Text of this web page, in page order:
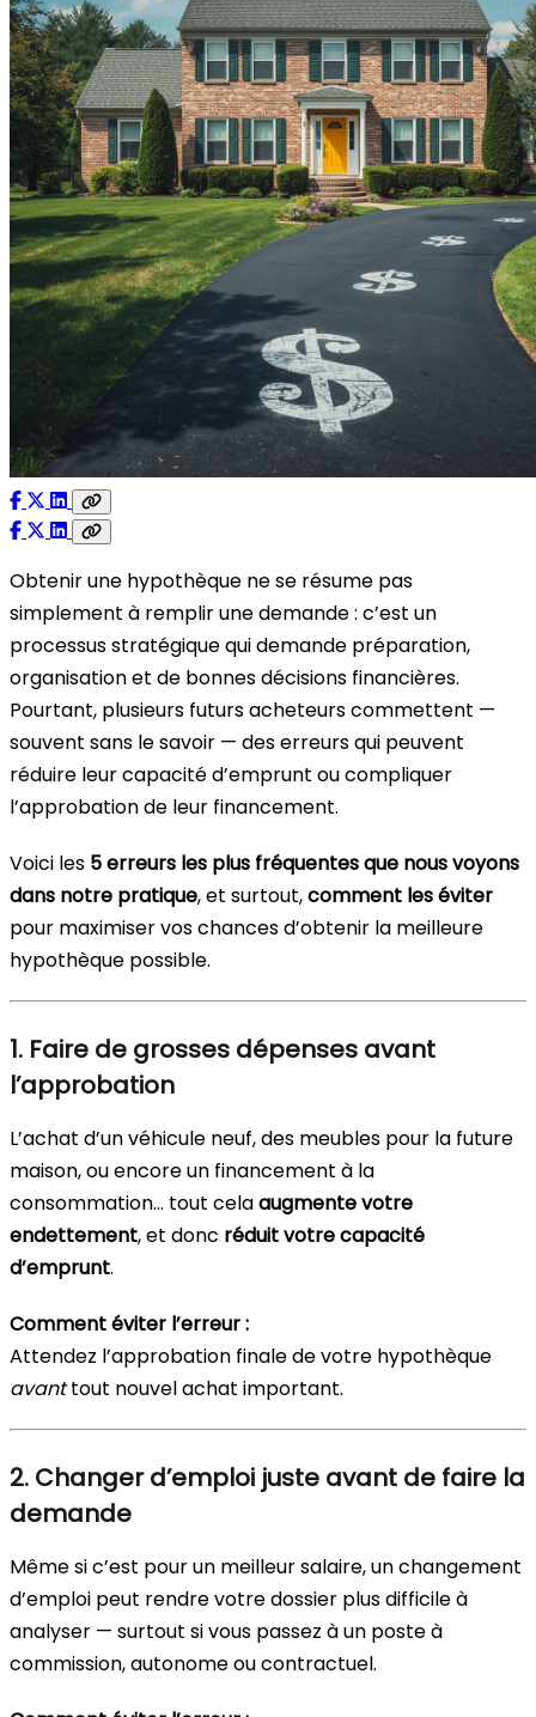
Obtenir une hypothèque ne se résume pas
simplement à remplir une demande : c’est un
processus stratégique qui demande préparation,
organisation et de bonnes décisions financières.
Pourtant, plusieurs futurs acheteurs commettent —
souvent sans le savoir — des erreurs qui peuvent
réduire leur capacité d’emprunt ou compliquer
l’approbation de leur financement.
Voici les 5 erreurs les plus fréquentes que nous voyons
dans notre pratique, et surtout,comment les éviter
pour maximiser vos chances d’obtenir la meilleure
hypothèque possible.
1. Faire de grosses dépenses avant
l’approbation
L’achat d’un véhicule neuf, des meubles pour la future
maison, ou encore un financement à la
consommation… tout celaaugmente votre
endettement, et donc réduit votre capacité
d’emprunt.
Comment éviter l’erreur :
Attendez l’approbation finale de votre hypothèque
avanttout nouvel achat important.
2. Changer d’emploi juste avant de faire la
demande
Même si c’est pour un meilleur salaire, un changement
d’emploi peut rendre votre dossier plus difficile à
analyser — surtout si vous passez à un poste à
commission, autonome ou contractuel.